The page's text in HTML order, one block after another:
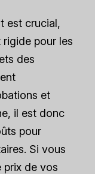
est crucial,
rigide pour les
des
et
il est donc
pour
Si vous
prix de vos